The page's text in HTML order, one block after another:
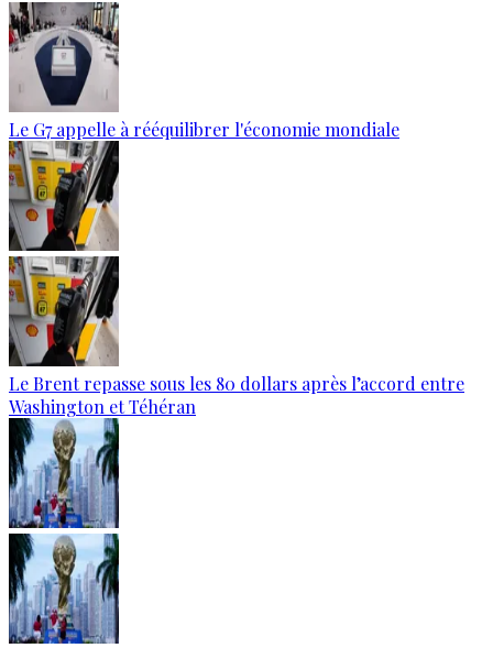
Le G7 appelle à rééquilibrer l'économie mondiale
Le Brent repasse sous les 80 dollars après l’accord entre
Washington et Téhéran